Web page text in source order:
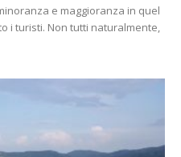
e maggioranza in quel
i turisti. Non tutti naturalmente,